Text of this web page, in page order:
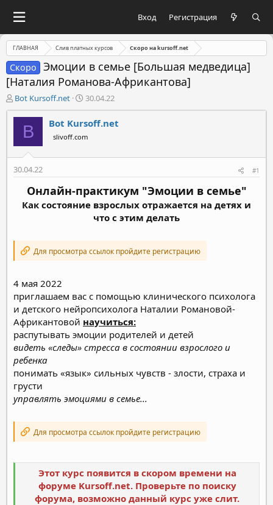
Вход Регистрация
ГЛАВНАЯ Слив платных курсов Скоро на kursoff.net
Скоро
Эмоции в семье [Большая медведица]
[Наталия Романова-Африкантова]
А
в
т
м
Bot Kursoff.net
Д
а
т
а
н
а
а
30.04.22
B Bot Kursoff.net
slivoff.com
30.04.22 #1
Онлайн-практикум "Эмоции в семье"
Как состояние взрослых отражается на детях и
что с этим делать
Для просмотра ссылок пройдите регистрацию
4 мая 2022
приглашаем вас с помощью клинического психолога
и детского нейропсихолога Наталии Романовой-
Африкантовой научиться:
распутывать эмоции родителей и детей
видеть «следы» стресса в состоянии взрослого и
ребенка
понимать «язык» сильных чувств - злости, страха и
грусти
управлять эмоциями в семье...
Для просмотра ссылок пройдите регистрацию
Этот курс появится в скором времени на
форуме Kursoff.net. Проверьте по поиску
форума, возможно данный курс уже слит.